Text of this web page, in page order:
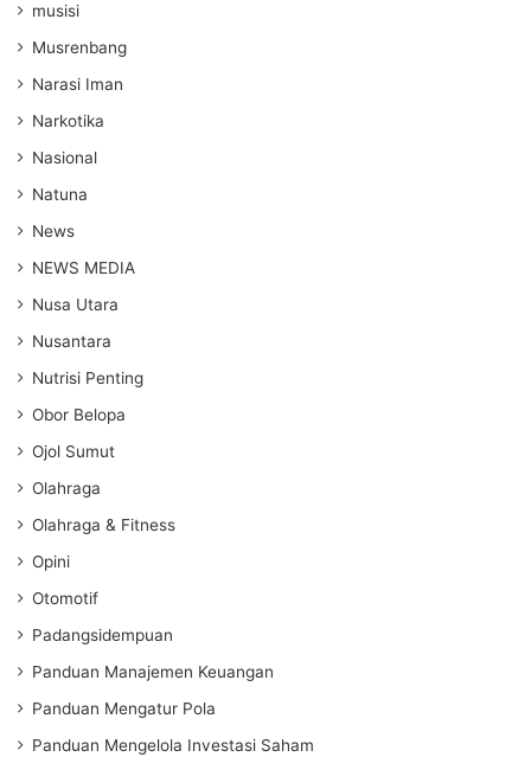
musisi
Musrenbang
Narasi Iman
Narkotika
Nasional
Natuna
News
NEWS MEDIA
Nusa Utara
Nusantara
Nutrisi Penting
Obor Belopa
Ojol Sumut
Olahraga
Olahraga & Fitness
Opini
Otomotif
Padangsidempuan
Panduan Manajemen Keuangan
Panduan Mengatur Pola
Panduan Mengelola Investasi Saham